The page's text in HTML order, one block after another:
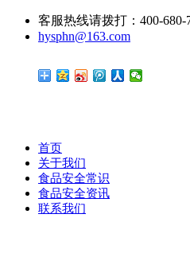
客服热线请拨打：400-680-
hysphn@163.com
首页
关于我们
食品安全常识
食品安全资讯
联系我们